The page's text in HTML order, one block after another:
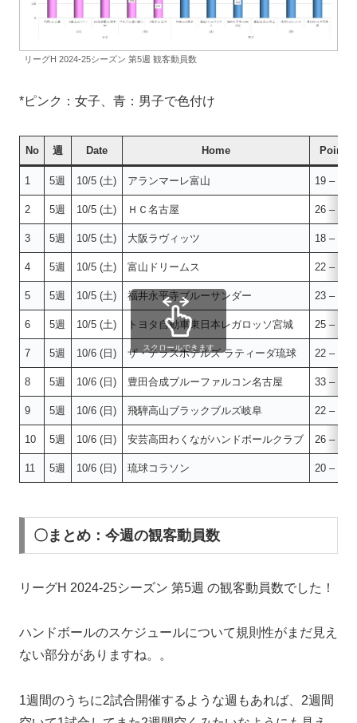
リーグH 2024-25シーズン 第5週 観客動員数
*ピンク：女子、青：男子で色付け
No 週 Date Home Point
1 5週 10/5 (土) アランマーレ富山 19 – 25
2 5週 10/5 (土) ＨＣ名古屋 26 – 26
3 5週 10/5 (土) 大阪ラヴィッツ 18 – 23
4 5週 10/5 (土) 富山ドリームス 22 – 28
5 5週 10/5 (土) 福井永平寺ブルーサンダー 23 – 44
6 5週 10/5 (土) トヨタ自動車東日本レガロッソ宮城 25 – 37
7 5週 10/6 (日) ザ・テラスホテルズ ラティーダ琉球 22 – 29
8 5週 10/6 (日) 豊田合成ブルーファルコン名古屋 33 – 20
9 5週 10/6 (日) 飛騨高山ブラックブルズ岐阜 22 – 23
10 5週 10/6 (日) 安芸高田わくながハンドボールクラブ 26 – 34
11 5週 10/6 (日) 琉球コラソン 20 – 39
スクロールできます
〇まとめ：今週の観客動員数
リーグH 2024-25シーズン 第5週 の観客動員数でした！
ハンドボールのスケジュールについて規則性がまだ見え
ない部分がありますね。。
1週間のうちに2試合開催するような週もあれば、2週間